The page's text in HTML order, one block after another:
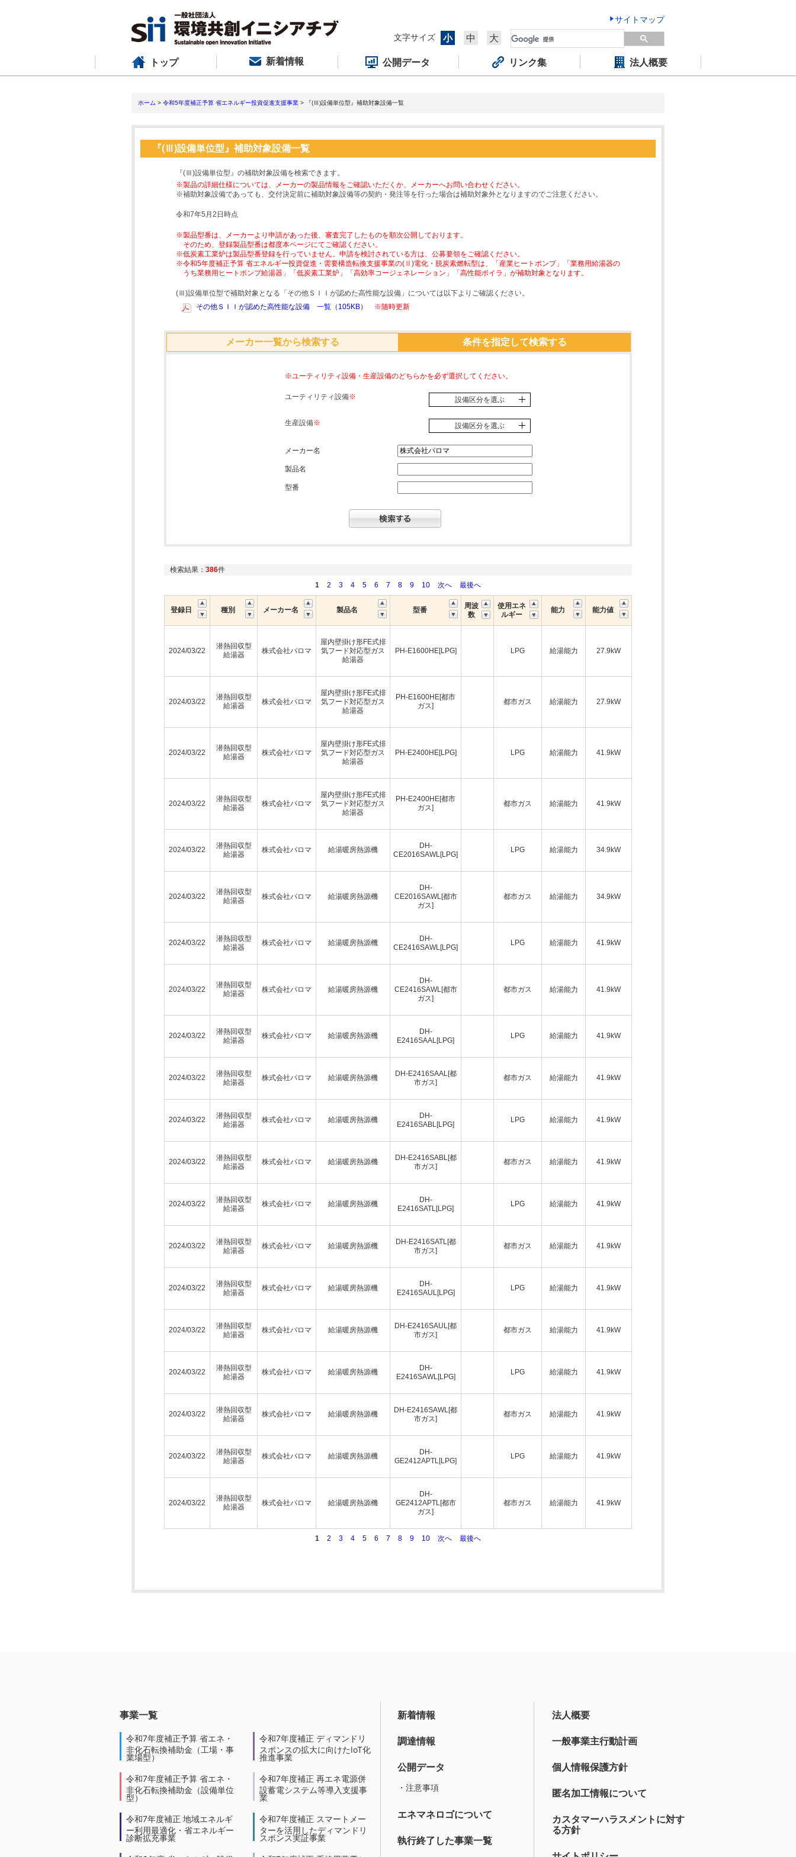
サイトマップ
文字サイズ
小 中 大
トップ 新着情報 公開データ リンク集 法人概要
ホーム > 令和5年度補正予算 省エネルギー投資促進支援事業 > 『(Ⅲ)設備単位型』補助対象設備一覧
『(Ⅲ)設備単位型』補助対象設備一覧
『(Ⅲ)設備単位型』の補助対象設備を検索できます。
※製品の詳細仕様については、メーカーの製品情報をご確認いただくか、メーカーへお問い合わせください。
※補助対象設備であっても、交付決定前に補助対象設備等の契約・発注等を行った場合は補助対象外となりますのでご注意ください。
令和7年5月2日時点
※製品型番は、メーカーより申請があった後、審査完了したものを順次公開しております。
そのため、登録製品型番は都度本ページにてご確認ください。
※低炭素工業炉は製品型番登録を行っていません。申請を検討されている方は、公募要領をご確認ください。
※令和5年度補正予算 省エネルギー投資促進・需要構造転換支援事業の(Ⅱ)電化・脱炭素燃転型は、「産業ヒートポンプ」「業務用給湯器の
うち業務用ヒートポンプ給湯器」「低炭素工業炉」「高効率コージェネレーション」「高性能ボイラ」が補助対象となります。
(Ⅲ)設備単位型で補助対象となる「その他ＳＩＩが認めた高性能な設備」については以下よりご確認ください。
その他ＳＩＩが認めた高性能な設備 一覧（105KB）
※随時更新
メーカー一覧から検索する 条件を指定して検索する
※ユーティリティ設備・生産設備のどちらかを必ず選択してください。
ユーティリティ設備※ 設備区分を選ぶ
生産設備※ 設備区分を選ぶ
メーカー名
製品名
型番
検索結果： 386件
1
2 3 4 5 6 7 8 9 10 次へ 最後へ
登録日 種別 メーカー名 製品名 型番
周波
数
使用エネ
ルギー
能力 能力値
2024/03/22
潜熱回収型
給湯器
株式会社パロマ
屋内壁掛け形FE式排
気フード対応型ガス
給湯器
PH-E1600HE[LPG] LPG 給湯能力 27.9kW
2024/03/22
潜熱回収型
給湯器
株式会社パロマ
屋内壁掛け形FE式排
気フード対応型ガス
給湯器
PH-E1600HE[都市
ガス]
都市ガス 給湯能力 27.9kW
2024/03/22
潜熱回収型
給湯器
株式会社パロマ
屋内壁掛け形FE式排
気フード対応型ガス
給湯器
PH-E2400HE[LPG] LPG 給湯能力 41.9kW
2024/03/22
潜熱回収型
給湯器
株式会社パロマ
屋内壁掛け形FE式排
気フード対応型ガス
給湯器
PH-E2400HE[都市
ガス]
都市ガス 給湯能力 41.9kW
2024/03/22
潜熱回収型
給湯器
株式会社パロマ 給湯暖房熱源機
DH-
CE2016SAWL[LPG]
LPG 給湯能力 34.9kW
2024/03/22
潜熱回収型
給湯器
株式会社パロマ 給湯暖房熱源機
DH-
CE2016SAWL[都市
ガス]
都市ガス 給湯能力 34.9kW
2024/03/22
潜熱回収型
給湯器
株式会社パロマ 給湯暖房熱源機
DH-
CE2416SAWL[LPG]
LPG 給湯能力 41.9kW
2024/03/22
潜熱回収型
給湯器
株式会社パロマ 給湯暖房熱源機
DH-
CE2416SAWL[都市
ガス]
都市ガス 給湯能力 41.9kW
2024/03/22
潜熱回収型
給湯器
株式会社パロマ 給湯暖房熱源機
DH-
E2416SAAL[LPG]
LPG 給湯能力 41.9kW
2024/03/22
潜熱回収型
給湯器
株式会社パロマ 給湯暖房熱源機
DH-E2416SAAL[都
市ガス]
都市ガス 給湯能力 41.9kW
2024/03/22
潜熱回収型
給湯器
株式会社パロマ 給湯暖房熱源機
DH-
E2416SABL[LPG]
LPG 給湯能力 41.9kW
2024/03/22
潜熱回収型
給湯器
株式会社パロマ 給湯暖房熱源機
DH-E2416SABL[都
市ガス]
都市ガス 給湯能力 41.9kW
2024/03/22
潜熱回収型
給湯器
株式会社パロマ 給湯暖房熱源機
DH-
E2416SATL[LPG]
LPG 給湯能力 41.9kW
2024/03/22
潜熱回収型
給湯器
株式会社パロマ 給湯暖房熱源機
DH-E2416SATL[都
市ガス]
都市ガス 給湯能力 41.9kW
2024/03/22
潜熱回収型
給湯器
株式会社パロマ 給湯暖房熱源機
DH-
E2416SAUL[LPG]
LPG 給湯能力 41.9kW
2024/03/22
潜熱回収型
給湯器
株式会社パロマ 給湯暖房熱源機
DH-E2416SAUL[都
市ガス]
都市ガス 給湯能力 41.9kW
2024/03/22
潜熱回収型
給湯器
株式会社パロマ 給湯暖房熱源機
DH-
E2416SAWL[LPG]
LPG 給湯能力 41.9kW
2024/03/22
潜熱回収型
給湯器
株式会社パロマ 給湯暖房熱源機
DH-E2416SAWL[都
市ガス]
都市ガス 給湯能力 41.9kW
2024/03/22
潜熱回収型
給湯器
株式会社パロマ 給湯暖房熱源機
DH-
GE2412APTL[LPG]
LPG 給湯能力 41.9kW
2024/03/22
潜熱回収型
給湯器
株式会社パロマ 給湯暖房熱源機
DH-
GE2412APTL[都市
ガス]
都市ガス 給湯能力 41.9kW
1 2 3 4 5 6 7 8 9 10 次へ 最後へ
事業一覧
令和7年度補正予算 省エネ・
非化石転換補助金（工場・事
業場型）
令和7年度補正予算 省エネ・
非化石転換補助金（設備単位
型）
令和7年度補正 地域エネルギ
ー利用最適化・省エネルギー
診断拡充事業
令和7年度補正 ディマンドリ
スポンスの拡大に向けたIoT化
推進事業
令和7年度補正 再エネ電源併
設蓄電システム等導入支援事
業
令和7年度補正 スマートメー
ターを活用したディマンドリ
スポンス実証事業
新着情報
調達情報
公開データ
・注意事項
エネマネロゴについて
執行終了した事業一覧
法人概要
一般事業主行動計画
個人情報保護方針
匿名加工情報について
カスタマーハラスメントに対す
る方針